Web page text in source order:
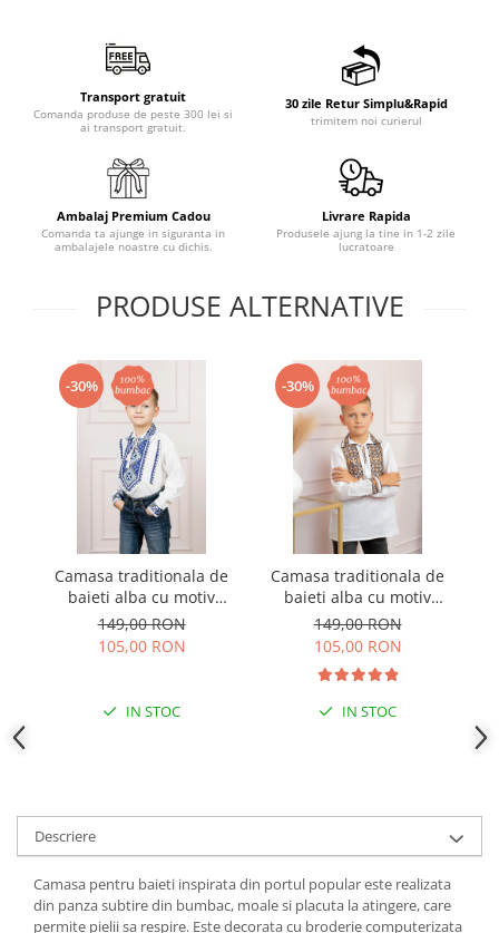
Transport gratuit
Comanda produse de peste 300 lei si
ai transport gratuit.
30 zile Retur Simplu&Rapid
trimitem noi curierul
Ambalaj Premium Cadou
Comanda ta ajunge in siguranta in
ambalajele noastre cu dichis.
Livrare Rapida
Produsele ajung la tine in 1-2 zile
lucratoare
PRODUSE ALTERNATIVE
-30%
Camasa traditionala de
baieti alba cu motiv
geometric albastru
Flavius 01
149,00 RON
105,00 RON
IN STOC
-30%
Camasa traditionala de
baieti alba cu motiv
geometric crem Mircea
149,00 RON
105,00 RON
IN STOC
Descriere
Camasa pentru baieti inspirata din portul popular este realizata
din panza subtire din bumbac, moale si placuta la atingere, care
permite pielii sa respire. Este decorata cu broderie computerizata